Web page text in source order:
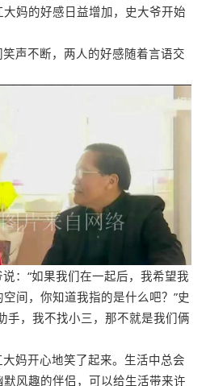
妈的好感日益增加，史大爷开始
声不断，两人的好感随着言语交
：“如果我们在一起后，我希望我
间，你知道我指的是什么吧？”史
手，我不找小三，那不就是我们俩
妈开心地笑了起来。生活中总会
风趣的伴侣，可以给生活带来许